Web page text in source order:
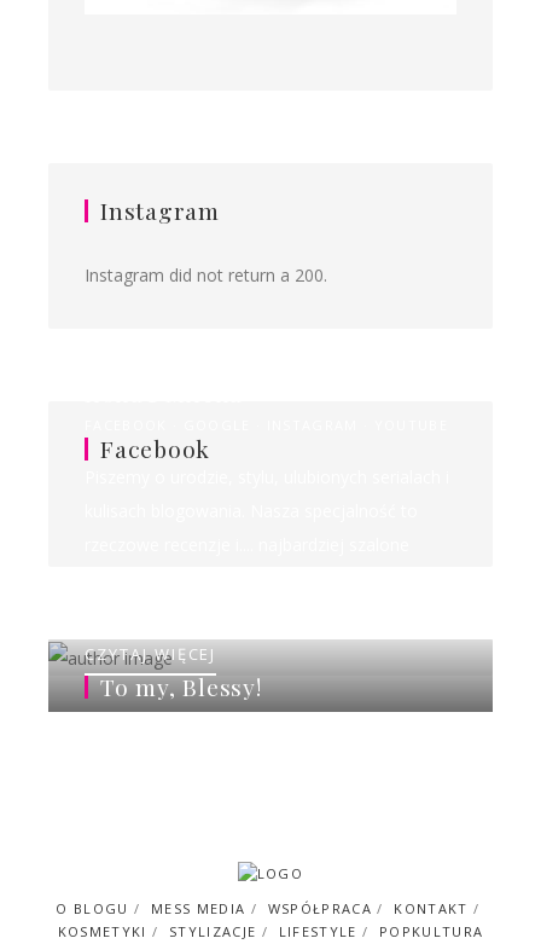
Instagram
Instagram did not return a 200.
Facebook
To my, Blessy!
CZYTAJ WIĘCEJ
O BLOGU MESS MEDIA WSPÓŁPRACA
KONTAKT
KOSMETYKI
STYLIZACJE LIFESTYLE POPKULTURA